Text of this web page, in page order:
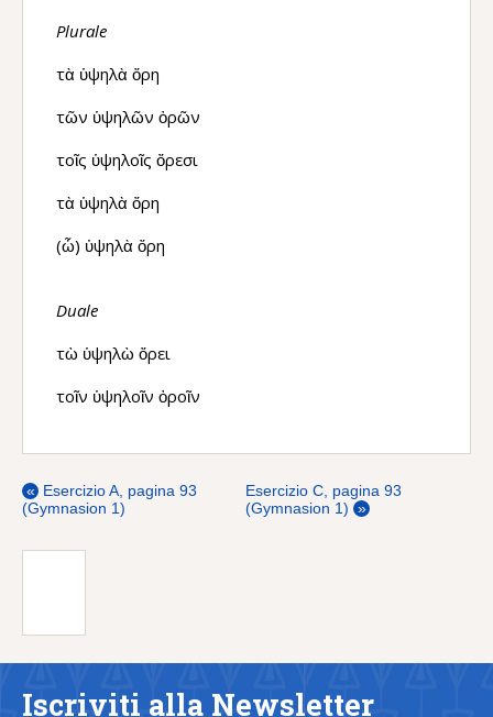
Plurale
τὰ ὑψηλὰ ὄρη
τῶν ὑψηλῶν ὀρῶν
τοῖς ὑψηλοῖς ὄρεσι
τὰ ὑψηλὰ ὄρη
(ὦ) ὑψηλὰ ὄρη
Duale
τὼ ὑψηλὼ ὄρει
τοῖν ὑψηλοῖν ὀροῖν
« Esercizio A, pagina 93
(Gymnasion 1)
Esercizio C, pagina 93
(Gymnasion 1) »
Iscriviti alla Newsletter